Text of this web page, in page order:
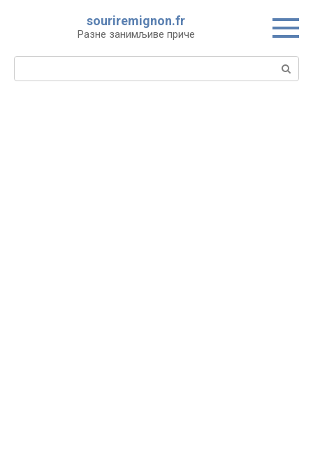
souriremignon.fr
Разне занимљиве приче
Search: